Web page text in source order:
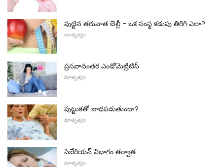
పుట్టిన తరువాత బెల్లీ - ఒక సంస్థ కడుపు తిరిగి ఎలా?
మాతృత్వం
ప్రసవానంతర ఎండోమెట్రిటిస్
మాతృత్వం
పుట్టుకతో బాధపడుతుందా?
మాతృత్వం
సిజేరియన్ విభాగం తర్వాత
మాతృత్వం